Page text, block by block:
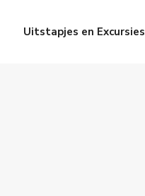
Uitstapjes en Excursies